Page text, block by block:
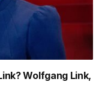
Wolfgang Link,